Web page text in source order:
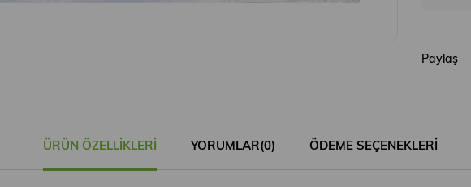
Paylaş
ÜRÜN ÖZELLIKLERI YORUMLAR(0) ÖDEME SEÇENEKLERI